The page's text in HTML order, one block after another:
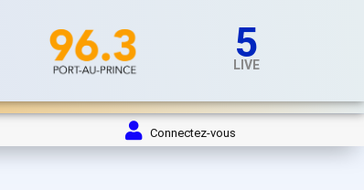
5
LIVE
Connectez-vous